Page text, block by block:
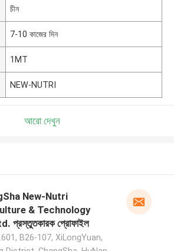
চীন
7-10 কাজের দিন
1MT
NEW-NUTRI
আরো দেখুন
New-Nutri
& Technology
প্রস্তুতকারক প্রোফাইল
B26-107, XiLongYuan,